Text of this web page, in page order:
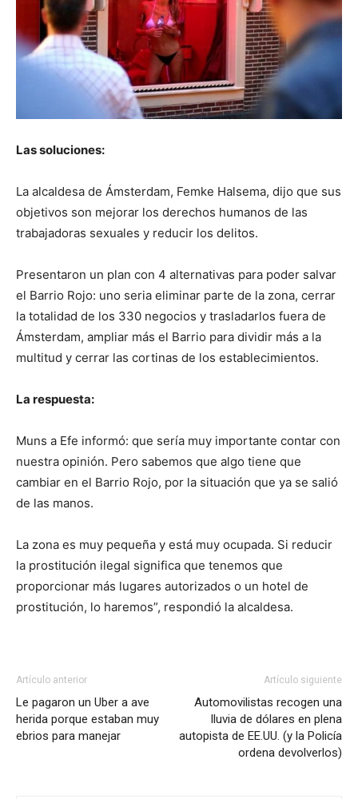
Las soluciones:
La alcaldesa de Ámsterdam, Femke Halsema, dijo que sus
objetivos son mejorar los derechos humanos de las
trabajadoras sexuales y reducir los delitos.
Presentaron un plan con 4 alternativas para poder salvar
el Barrio Rojo: uno seria eliminar parte de la zona, cerrar
la totalidad de los 330 negocios y trasladarlos fuera de
Ámsterdam, ampliar más el Barrio para dividir más a la
multitud y cerrar las cortinas de los establecimientos.
La respuesta:
Muns a Efe informó: que sería muy importante contar con
nuestra opinión. Pero sabemos que algo tiene que
cambiar en el Barrio Rojo, por la situación que ya se salió
de las manos.
La zona es muy pequeña y está muy ocupada. Si reducir
la prostitución ilegal significa que tenemos que
proporcionar más lugares autorizados o un hotel de
prostitución, lo haremos”, respondió la alcaldesa.
Artículo anterior
Le pagaron un Uber a ave
herida porque estaban muy
ebrios para manejar
Artículo siguiente
Automovilistas recogen una
lluvia de dólares en plena
autopista de EE.UU. (y la Policía
ordena devolverlos)